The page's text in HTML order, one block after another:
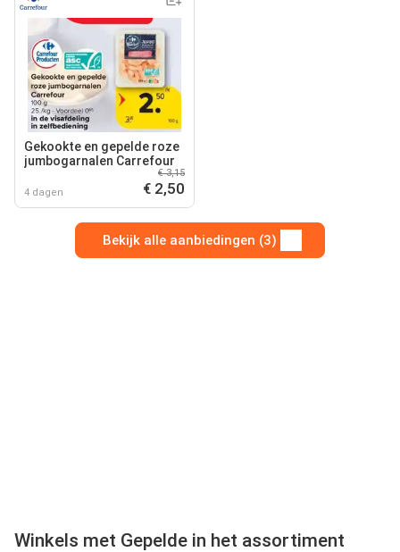
Gekookte en gepelde roze
jumbogarnalen Carrefour
4 dagen
€ 3,15
€ 2,50
Bekijk alle aanbiedingen (3)
Winkels met Gepelde in het assortiment